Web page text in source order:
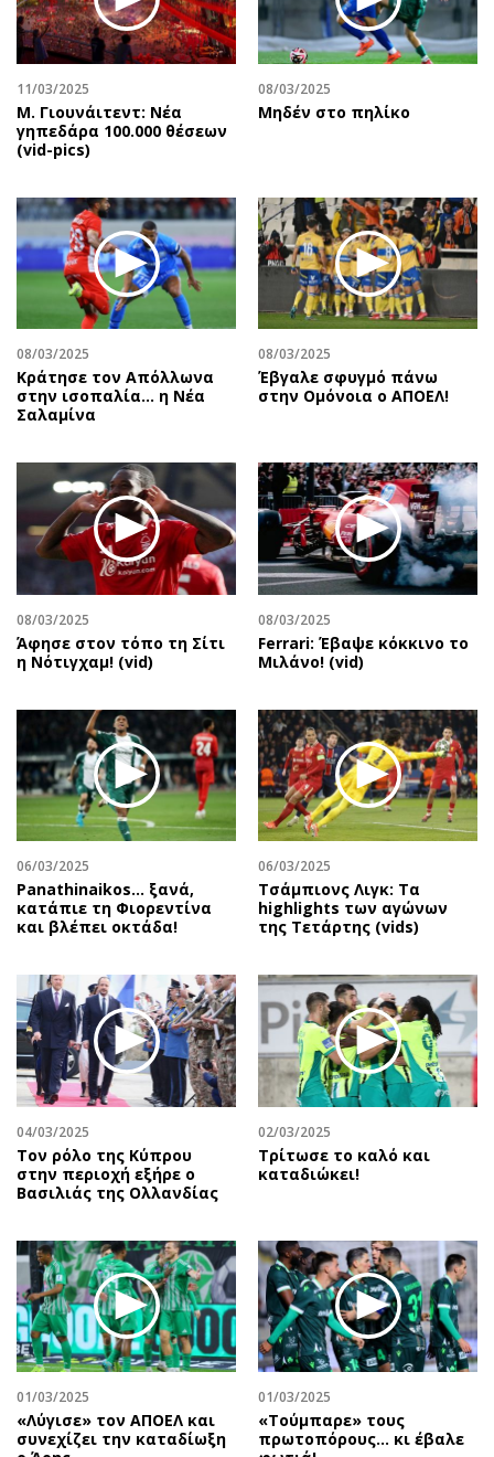
Ελλάδα
Κόσμος
Πολιτισμός
Σινεμά
Μουσική
Εικαστικά
Βιβλίο
Χειρόγραφα
Συνταγές
Έξοδος
Εκπομπές
Uncut
Προσφορές
Προσωπικότητες στην ''Κ''
Επιστολές
11/03/2025
Μ. Γιουνάιτεντ: Νέα
γηπεδάρα 100.000 θέσεων
(vid-pics)
08/03/2025
Μηδέν στο πηλίκο
08/03/2025
Κράτησε τον Απόλλωνα
στην ισοπαλία… η Νέα
Σαλαμίνα
08/03/2025
Έβγαλε σφυγμό πάνω
στην Ομόνοια ο ΑΠΟΕΛ!
08/03/2025
Άφησε στον τόπο τη Σίτι
η Νότιγχαμ! (vid)
08/03/2025
Ferrari: Έβαψε κόκκινο το
Μιλάνο! (vid)
06/03/2025
Panathinaikos… ξανά,
κατάπιε τη Φιορεντίνα
και βλέπει οκτάδα!
06/03/2025
Τσάμπιονς Λιγκ: Τα
highlights των αγώνων
της Τετάρτης (vids)
04/03/2025
Τον ρόλο της Κύπρου
στην περιοχή εξήρε ο
Βασιλιάς της Ολλανδίας
02/03/2025
Τρίτωσε το καλό και
καταδιώκει!
01/03/2025
«Λύγισε» τον ΑΠΟΕΛ και
συνεχίζει την καταδίωξη
01/03/2025
«Τούμπαρε» τους
πρωτοπόρους… κι έβαλε